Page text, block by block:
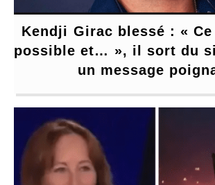
Kendji Girac blessé : « Ce
possible et… », il sort du
un message